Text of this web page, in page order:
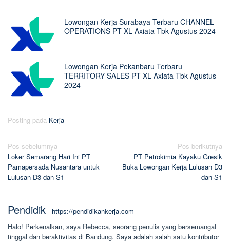
Lowongan Kerja Surabaya Terbaru CHANNEL
OPERATIONS PT XL Axiata Tbk Agustus 2024
Lowongan Kerja Pekanbaru Terbaru
TERRITORY SALES PT XL Axiata Tbk Agustus
2024
Posting pada Kerja
Navigasi
pos
Pos sebelumnya
Loker Semarang Hari Ini PT
Pamapersada Nusantara untuk
Lulusan D3 dan S1
Pos berikutnya
PT Petrokimia Kayaku Gresik
Buka Lowongan Kerja Lulusan D3
dan S1
Pendidik - https://pendidikankerja.com
Halo! Perkenalkan, saya Rebecca, seorang penulis yang bersemangat
tinggal dan beraktivitas di Bandung. Saya adalah salah satu kontributor